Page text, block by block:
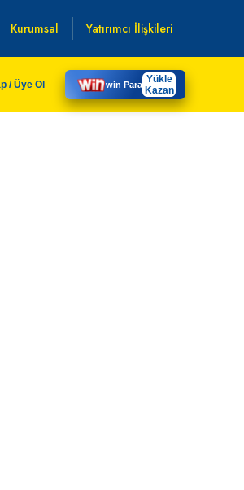
Kurumsal Yatırımcı İlişkileri
/ Üye Ol win Para Yükle
Kazan